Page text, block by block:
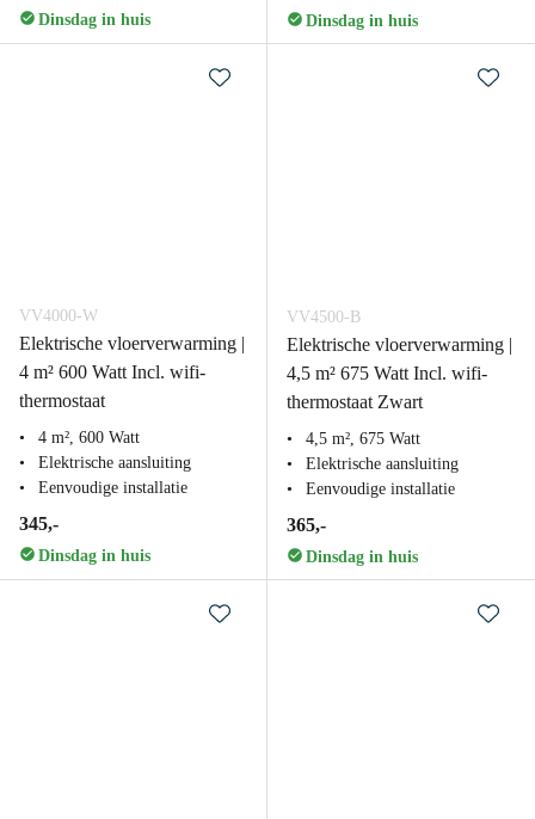
Dinsdag in huis Dinsdag in huis
VV4000-W
Elektrische vloerverwarming |
4 m² 600 Watt Incl. wifi-
thermostaat
4 m², 600 Watt
Elektrische aansluiting
Eenvoudige installatie
345,-
Dinsdag in huis
VV4500-B
Elektrische vloerverwarming |
4,5 m² 675 Watt Incl. wifi-
thermostaat Zwart
4,5 m², 675 Watt
Elektrische aansluiting
Eenvoudige installatie
365,-
Dinsdag in huis